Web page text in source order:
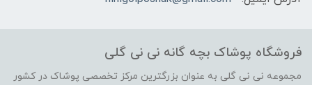
فروشگاه پوشاک بچه گانه نی نی گلی
مجموعه نی نی گلی به عنوان بزرگترین مرکز تخصصی پوشاک در کشور